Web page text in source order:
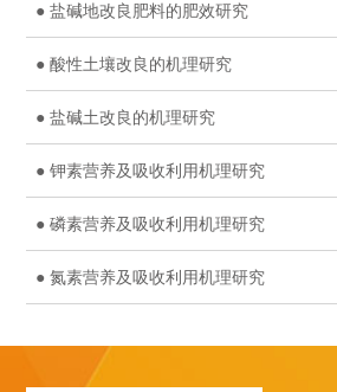
● 盐碱地改良肥料的肥效研究
● 酸性土壤改良的机理研究
● 盐碱土改良的机理研究
● 钾素营养及吸收利用机理研究
● 磷素营养及吸收利用机理研究
● 氮素营养及吸收利用机理研究